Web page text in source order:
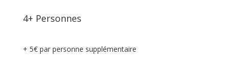
4+ Personnes
+ 5€ par personne supplémentaire